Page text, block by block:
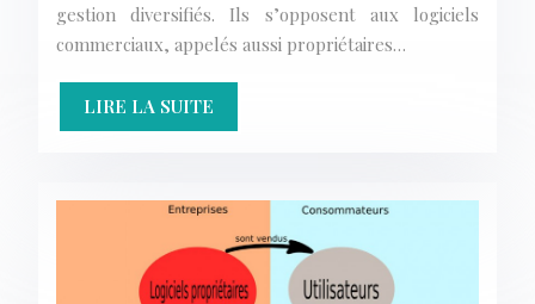
gestion diversifiés. Ils s’opposent aux logiciels
commerciaux, appelés aussi propriétaires…
LIRE LA SUITE